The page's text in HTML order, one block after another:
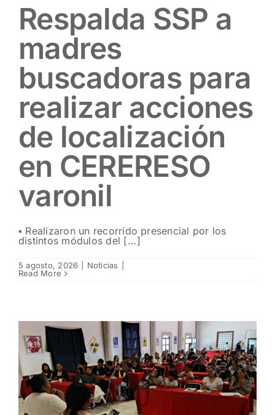
Respalda SSP a
madres
buscadoras para
realizar acciones
de localización
en CERERESO
varonil
▪️ Realizaron un recorrido presencial por los
distintos módulos del [...]
5 agosto, 2026 Noticias
Read More